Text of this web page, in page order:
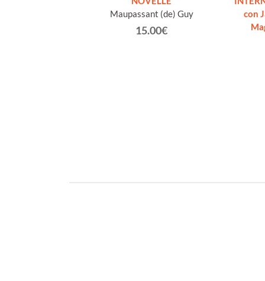
Maupassant (de) Guy
15.00€
con